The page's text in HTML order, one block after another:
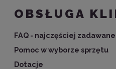
OBSŁUGA
FAQ - najczęściej
Pomoc w wyborze sprzętu
Dotacje